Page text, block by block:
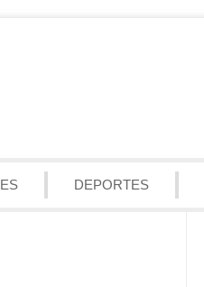
DEPORTES